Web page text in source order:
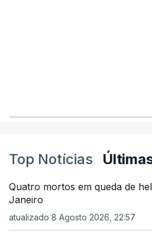
Top Notícias
Quatro mortos em queda de
Janeiro
atualizado 8 Agosto 2026, 22:57